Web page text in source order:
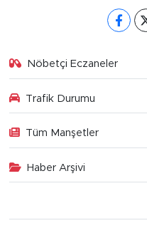
Nöbetçi Eczaneler
Trafik Durumu
Tüm Manşetler
Haber Arşivi